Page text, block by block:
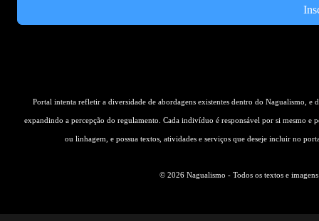
Portal intenta refletir a diversidade de abordagens existentes dentro do Nagualismo, e
expandindo a percepção do regulamento. Cada indivíduo é responsável por si mesmo
ou linhagem, e possua textos, atividades e serviços que deseje incluir no
© 2026 Nagualismo - Todos os textos e